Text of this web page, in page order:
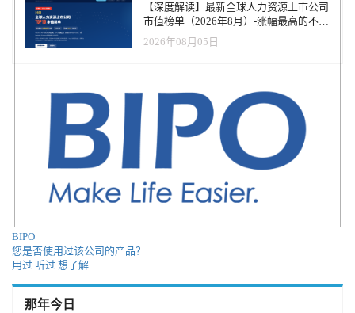
是从事商业活动。 众所周知的是，如今的人力资源部门早已经学会
用各种社交网络调查求职者的背景信息。除了提交的简历之外，企
业可以通过Facebook的个人资料了解求职者更充分的兴趣爱好、性
人的决定。 Facebook永久保留数据的习惯，也让年轻人不适应。因
此，Snapchat为代表的阅后即焚社交工具逐渐风靡，用户无需再担心
发送的不恰当内容影响日后找工作。（综合/晨曦） 来源：腾讯科技
【深度解读】最新全球人力资源上市公司
市值榜单（2026年8月）-涨幅最高的不是
AI软件，而是传统人力服务商
2026年08月05日
BIPO
您是否使用过该公司的产品？
用过 听过 想了解
那年今日